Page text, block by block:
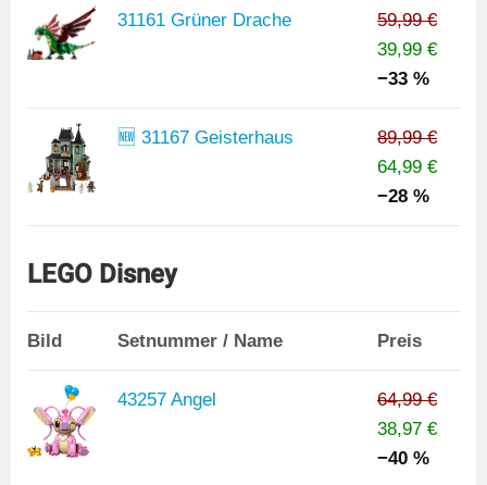
31161 Grüner Drache
59,99 €
39,99 €
−33 %
🆕 31167 Geisterhaus
89,99 €
64,99 €
−28 %
LEGO Disney
Bild Setnummer / Name Preis
43257 Angel
64,99 €
38,97 €
−40 %